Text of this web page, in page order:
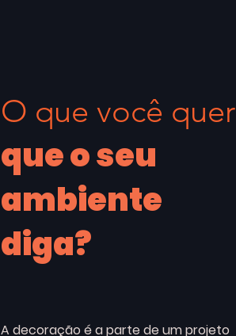
O que você quer
que o seu
ambiente
diga?
A decoração é a parte de um projeto